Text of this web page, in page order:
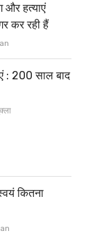
और हत्याएं
कर रही हैं
: 200 साल बाद
कितना